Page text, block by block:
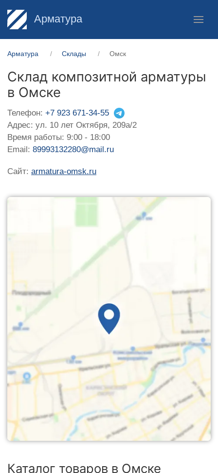
Арматура
Арматура Склады Омск
Склад композитной арматуры
в Омске
Телефон: +7 923 671-34-55
Адрес: ул. 10 лет Октября, 209а/2
Время работы: 9:00 - 18:00
Email: 89993132280@mail.ru
Сайт: armatura-omsk.ru
Каталог товаров в Омске